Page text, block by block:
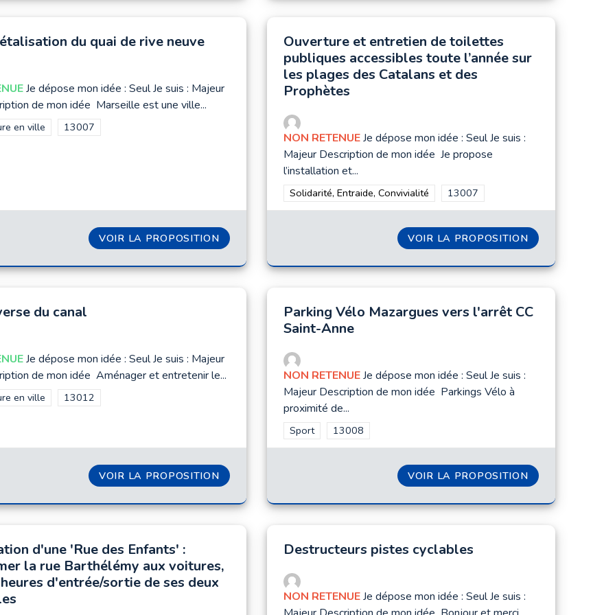
du quai de rive neuve
Je dépose mon idée : Seul Je suis : Majeur
de mon idée Marseille est une ville...
les résultats de la catégorie : Nature en ville
en ville Filtrer les résultats pour le secteur : 13007
13007
VOIR LA PROPOSITION VÉGÉTALISATION DU QUAI DE RIVE NEUVE
Ouverture et entretien de toilettes
publiques accessibles toute l’année sur
les plages des Catalans et des
Prophètes
NON RETENUEJe dépose mon idée : Seul Je suis :
Majeur Description de mon idée Je propose
l’installation et...
Filtrer les résultats de la catégorie : Solidarité, Entraide, Convivialité
Solidarité, Entraide, Convivialité Filtrer les résultats pour le secteur :
13007
VOIR LA PROPOSITION OUVERTURE
du canal
Je dépose mon idée : Seul Je suis : Majeur
de mon idée Aménager et entretenir le...
les résultats de la catégorie : Nature en ville
en ville Filtrer les résultats pour le secteur : 13012
13012
VOIR LA PROPOSITION TRAVERSE DU CANAL
Parking Vélo Mazargues vers l'arrêt CC
Saint-Anne
NON RETENUEJe dépose mon idée : Seul Je suis :
Majeur Description de mon idée Parkings Vélo à
proximité de...
Filtrer les résultats de la catégorie : Sport
Sport Filtrer les résultats pour le secteur : 13008
13008
VOIR LA PROPOSITION PARKING
d'une 'Rue des Enfants' :
la rue Barthélémy aux voitures,
d'entrée/sortie de ses deux
Destructeurs pistes cyclables
NON RETENUEJe dépose mon idée : Seul Je suis :